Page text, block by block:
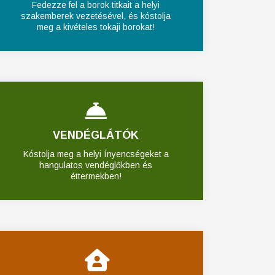
Fedezze fel a borok titkait a helyi
szakemberek vezetésével, és kóstolja
meg a kivételes tokaji borokat!
VENDÉGLÁTÓK
Kóstolja meg a helyi ínyencségeket a
hangulatos vendéglőkben és
éttermekben!